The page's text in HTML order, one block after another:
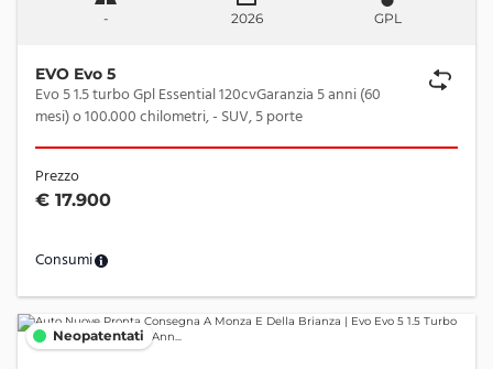
- 2026 GPL
EVO Evo 5
Evo 5 1.5 turbo Gpl Essential 120cvGaranzia 5 anni (60
mesi) o 100.000 chilometri, - SUV, 5 porte
Prezzo
€ 17.900
Consumi
Neopatentati